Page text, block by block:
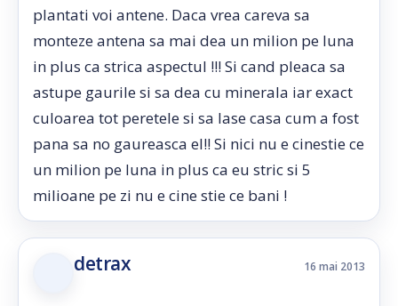
plantati voi antene. Daca vrea careva sa
monteze antena sa mai dea un milion pe luna
in plus ca strica aspectul !!! Si cand pleaca sa
astupe gaurile si sa dea cu minerala iar exact
culoarea tot peretele si sa lase casa cum a fost
pana sa no gaureasca el!! Si nici nu e cinestie ce
un milion pe luna in plus ca eu stric si 5
milioane pe zi nu e cine stie ce bani !
detrax 16 mai 2013